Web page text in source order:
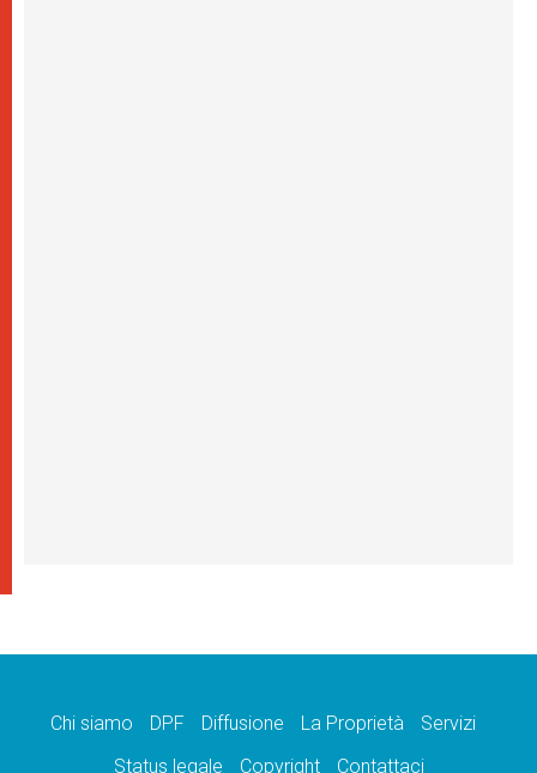
Chi siamo DPF Diffusione La Proprietà
Servizi
Status legale
Copyright Contattaci